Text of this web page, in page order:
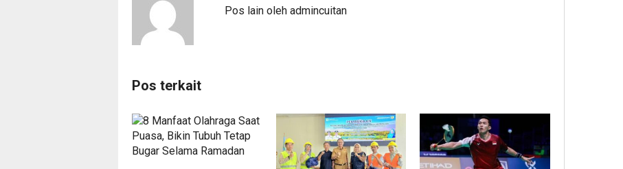
Pos lain oleh admincuitan
Pos terkait